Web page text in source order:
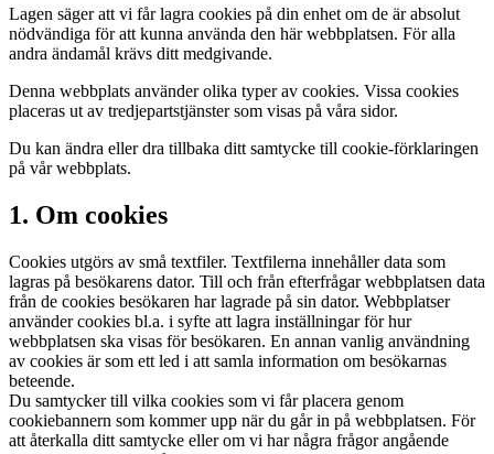
Lagen säger att vi får lagra cookies på din enhet om de är absolut
nödvändiga för att kunna använda den här webbplatsen. För alla
andra ändamål krävs ditt medgivande.
Denna webbplats använder olika typer av cookies. Vissa cookies
placeras ut av tredjepartstjänster som visas på våra sidor.
Du kan ändra eller dra tillbaka ditt samtycke till cookie-förklaringen
på vår webbplats.
1. Om cookies
Cookies utgörs av små textfiler. Textfilerna innehåller data som
lagras på besökarens dator. Till och från efterfrågar webbplatsen data
från de cookies besökaren har lagrade på sin dator. Webbplatser
använder cookies bl.a. i syfte att lagra inställningar för hur
webbplatsen ska visas för besökaren. En annan vanlig användning
av cookies är som ett led i att samla information om besökarnas
beteende.
Du samtycker till vilka cookies som vi får placera genom
cookiebannern som kommer upp när du går in på webbplatsen. För
att återkalla ditt samtycke eller om vi har några frågor angående